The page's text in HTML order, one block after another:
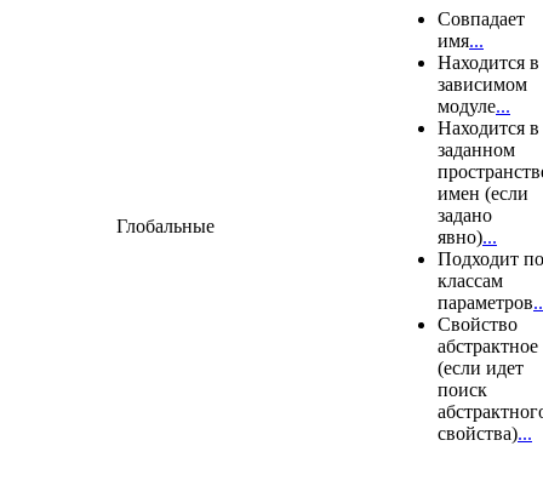
Глобальные
Совпадает
имя...
Находится в
зависимом
модуле...
Находится в
заданном
имен (если
задано
явно)...
Подходит по
классам
параметров
Свойство
абстрактное
(если идет
поиск
свойства)...